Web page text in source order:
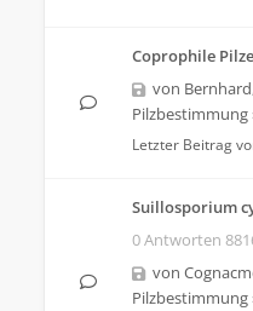
Coprophile Pilze
von Bernhard
Pilzbestimmung
Letzter Beitrag
Suillosporium
0 Antworten
von
Pilzbestimmung